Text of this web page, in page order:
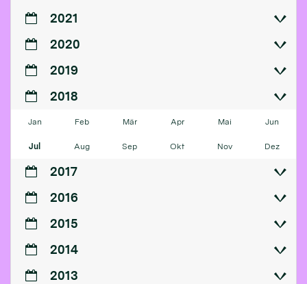
2021
2020
2019
2018
Jan Feb Mär Apr Mai Jun
Jul Aug Sep Okt Nov Dez
2017
2016
2015
2014
2013